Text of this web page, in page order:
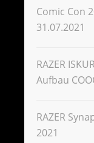
Comic Con
31.07.2021
RAZER
Aufbau
RAZER
2021